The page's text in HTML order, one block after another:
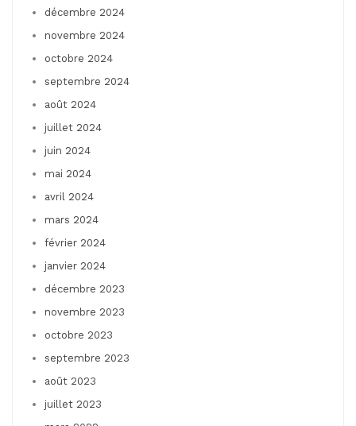
décembre 2024
novembre 2024
octobre 2024
septembre 2024
août 2024
juillet 2024
juin 2024
mai 2024
avril 2024
mars 2024
février 2024
janvier 2024
décembre 2023
novembre 2023
octobre 2023
septembre 2023
août 2023
juillet 2023